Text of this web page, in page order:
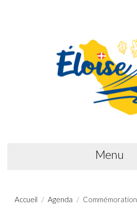
Menu
Accueil Agenda Commémoration